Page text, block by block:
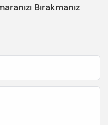
Bırakmanız